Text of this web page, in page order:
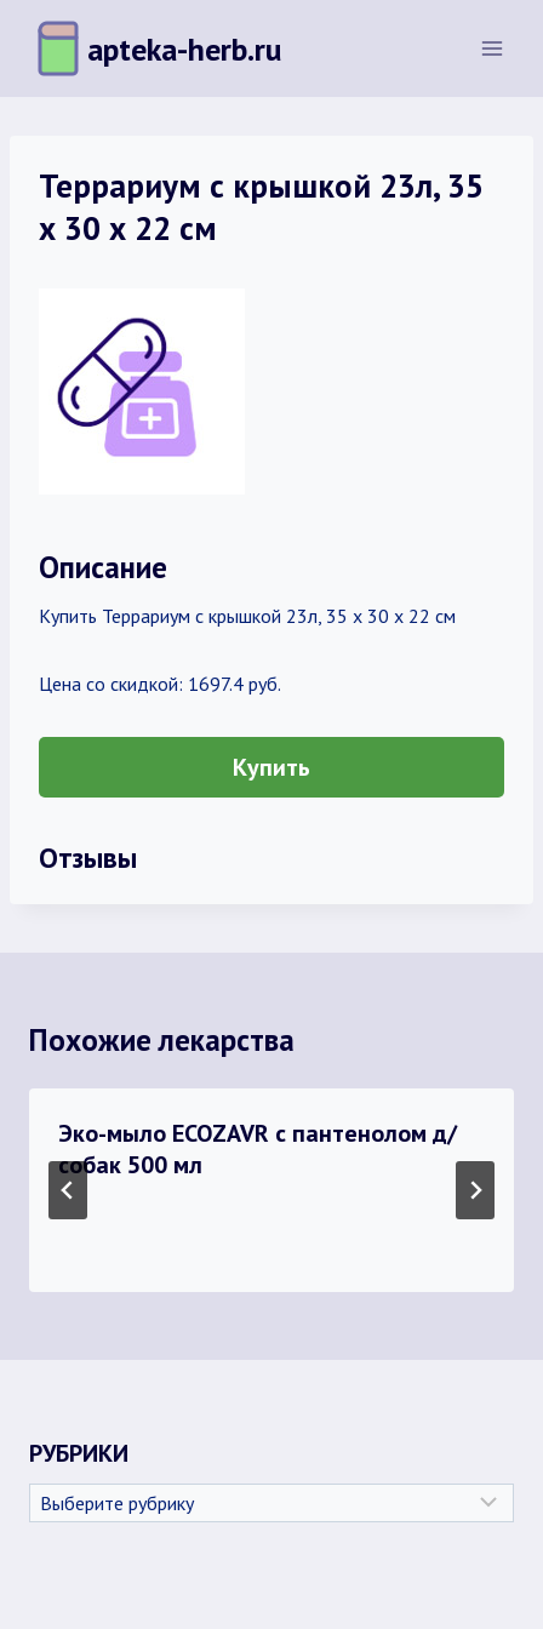
Перейти
содержимому
apteka-herb.ru
Террариум с крышкой 23л, 35
х 30 х 22 см
Описание
Купить Террариум с крышкой 23л, 35 х 30 х 22 см
Цена со скидкой: 1697.4 руб.
Купить
Отзывы
Похожие лекарства
Эко-мыло ECOZAVR с пантенолом д/
собак 500 мл
РУБРИКИ
Рубрики